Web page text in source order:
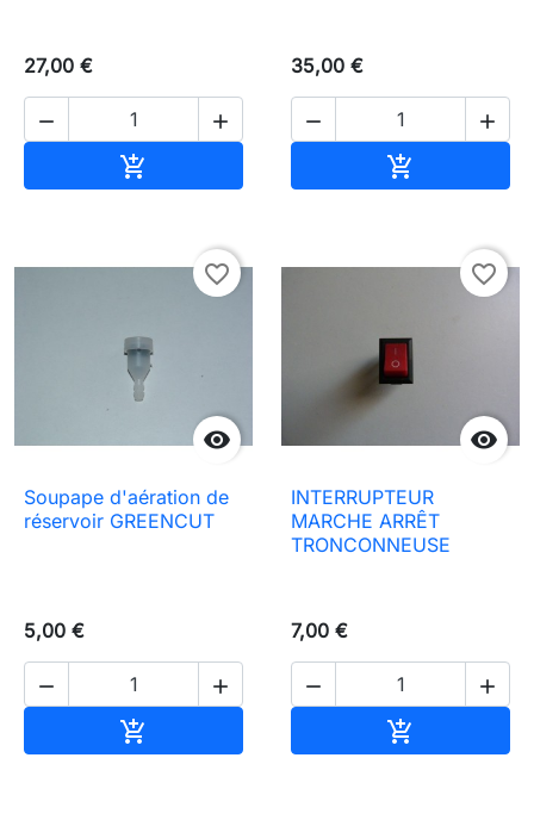
27,00 €
 

35,00 €
 


favorite_border
Soupape d'aération de
réservoir GREENCUT
5,00 €
 


favorite_border
INTERRUPTEUR
MARCHE ARRÊT
TRONCONNEUSE
7,00 €
 
